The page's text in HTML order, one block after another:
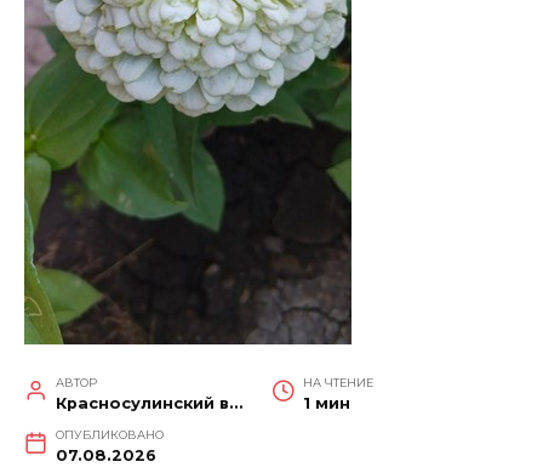
АВТОР
Красносулинский вестник
НА ЧТЕНИЕ
1 мин
ОПУБЛИКОВАНО
07.08.2026